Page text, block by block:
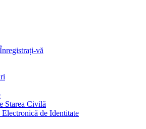
vă
Starea Civilă
de Identitate